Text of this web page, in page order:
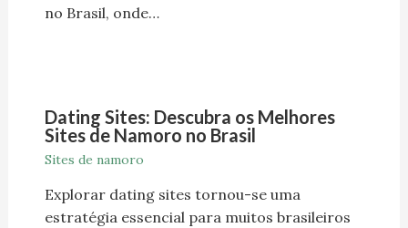
no Brasil, onde…
Dating Sites: Descubra os Melhores
Sites de Namoro no Brasil
Sites de namoro
Explorar dating sites tornou-se uma
estratégia essencial para muitos brasileiros